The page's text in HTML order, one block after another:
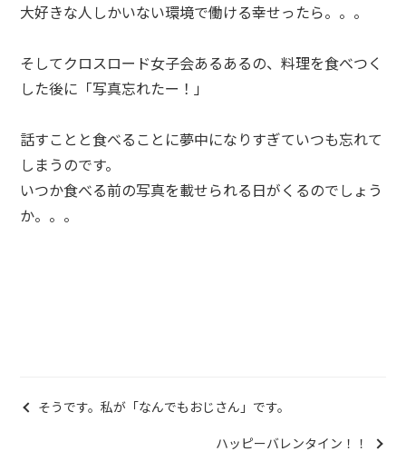
大好きな人しかいない環境で働ける幸せったら。。。
そしてクロスロード女子会あるあるの、料理を食べつく
した後に「写真忘れたー！」
話すことと食べることに夢中になりすぎていつも忘れて
しまうのです。
いつか食べる前の写真を載せられる日がくるのでしょう
か。。。
そうです。私が「なんでもおじさん」です。
ハッピーバレンタイン！！